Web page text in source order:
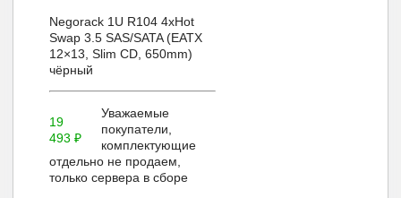
Negorack 1U R104 4xHot
Swap 3.5 SAS/SATA (EATX
12×13, Slim СD, 650mm)
чёрный
19
493₽
Уважаемые
покупатели,
комплектующие
отдельно не продаем,
только сервера в сборе